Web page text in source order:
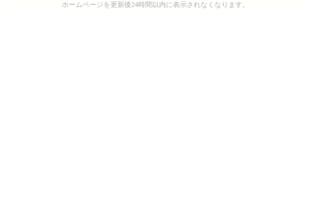
ホームページを更新後24時間以内に表示されなくなります。